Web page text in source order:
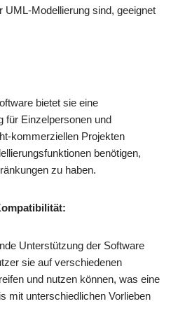
UML-Modellierung sind, geeignet
bietet sie eine
für Einzelpersonen und
kommerziellen Projekten
benötigen,
zu haben.
Unterstützung der Software
sie auf verschiedenen
und nutzen können, was eine
mit unterschiedlichen Vorlieben